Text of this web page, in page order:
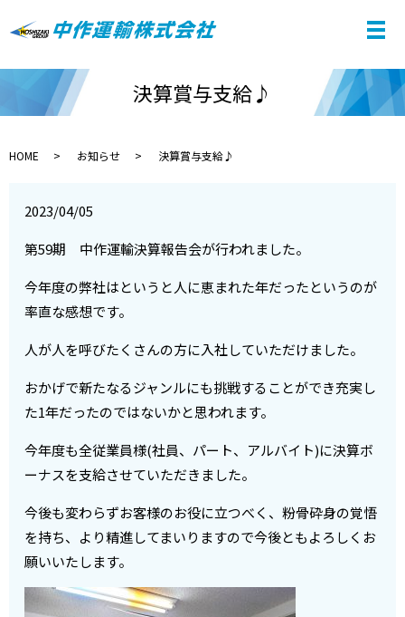
決算賞与支給♪
HOME お知らせ 決算賞与支給♪
2023/04/05
第59期 中作運輸決算報告会が行われました。
今年度の弊社はというと人に恵まれた年だったというのが
率直な感想です。
人が人を呼びたくさんの方に入社していただけました。
おかげで新たなるジャンルにも挑戦することができ充実し
た1年だったのではないかと思われます。
今年度も全従業員様(社員、パート、アルバイト)に決算ボ
ーナスを支給させていただきました。
今後も変わらずお客様のお役に立つべく、粉骨砕身の覚悟
を持ち、より精進してまいりますので今後ともよろしくお
願いいたします。